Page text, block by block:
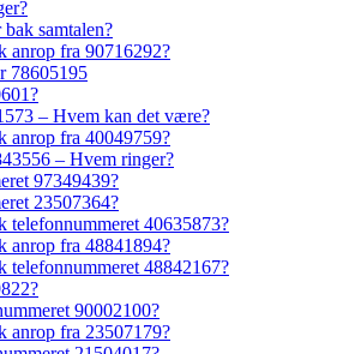
samtalen?
anrop fra 90716292?
78605195
– Hvem kan det være?
anrop fra 40049759?
– Hvem ringer?
97349439?
23507364?
telefonnummeret 40635873?
anrop fra 48841894?
telefonnummeret 48842167?
90002100?
anrop fra 23507179?